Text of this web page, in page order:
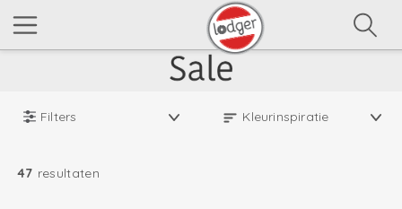
Filters
47 resultaten